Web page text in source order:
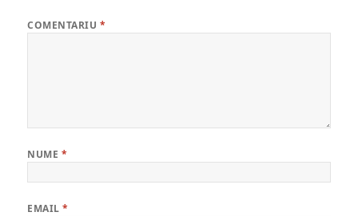
COMENTARIU *
NUME *
EMAIL*